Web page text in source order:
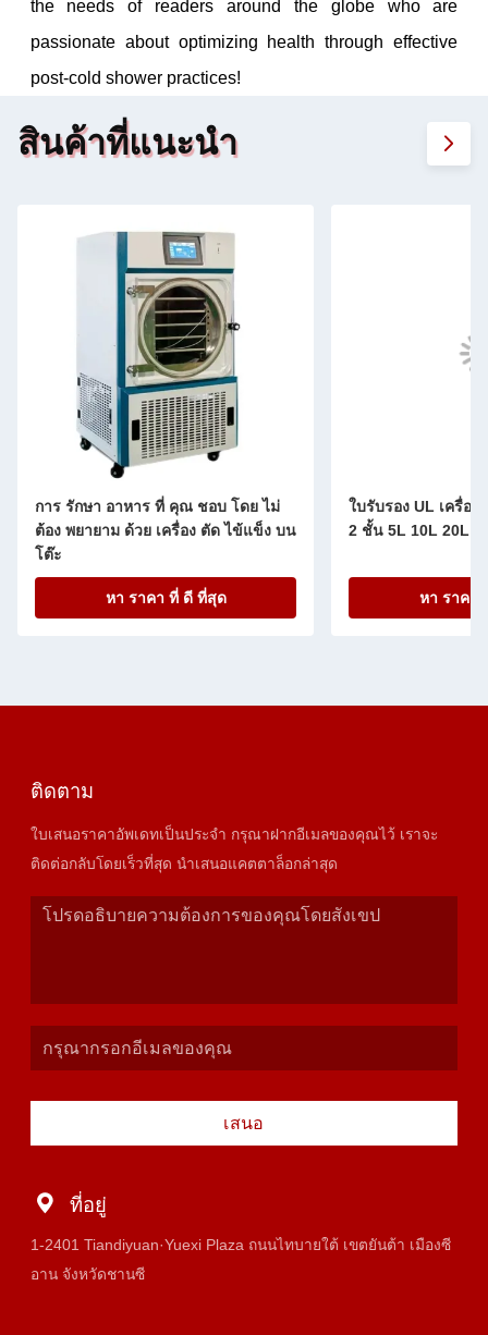
the needs of readers around the globe who are
passionate about optimizing health through effective
post-cold shower practices!
สินค้าที่แนะนํา
การ รักษา อาหาร ที่ คุณ ชอบ โดย ไม่
ต้อง พยายาม ด้วย เครื่อง ตัด ไข้แข็ง บน
โต๊ะ
หา ราคา ที่ ดี ที่สุด
ใบรับรอง UL เครื่อง
2 ชั้น 5L 10L 20L
หา ราคา
ติดตาม
ใบเสนอราคาอัพเดทเป็นประจำ กรุณาฝากอีเมลของคุณไว้ เราจะ
ติดต่อกลับโดยเร็วที่สุด นำเสนอแคตตาล็อกล่าสุด
เสนอ
ที่อยู่
1-2401 Tiandiyuan·Yuexi Plaza ถนนไทบายใต้ เขตยันต้า เมืองซี
อาน จังหวัดชานซี